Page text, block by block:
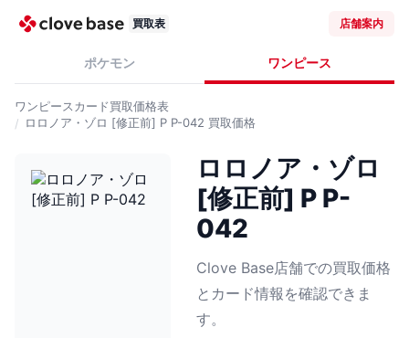
買取表 店舗案内
ポケモン ワンピース
ワンピースカード買取価格表
ロロノア・ゾロ [修正前] P P-042 買取価格
ロロノア・ゾロ
[修正前] P P-
042
Clove Base店舗での買取価格
とカード情報を確認できま
す。